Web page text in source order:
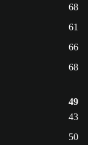
68
61
66
68
49
43
50